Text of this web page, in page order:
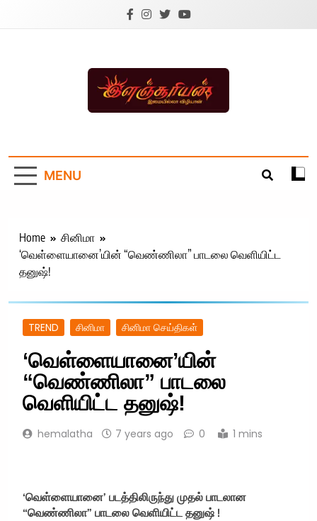
Tamil News |
Health | Tamil
Technology |
MENU
Home
சினிமா
‘வெள்ளையானை’யின் “வெண்ணிலா” பாடலை வெளியிட்ட
தனுஷ்!
TREND சினிமா சினிமா செய்திகள்
‘வெள்ளையானை’யின்
“வெண்ணிலா” பாடலை
வெளியிட்ட தனுஷ்!
hemalatha 7 years ago 0 1 mins
‘வெள்ளையானை’ படத்திலிருந்து முதல் பாடலான
“வெண்ணிலா” பாடலை வெளியிட்ட தனுஷ் !